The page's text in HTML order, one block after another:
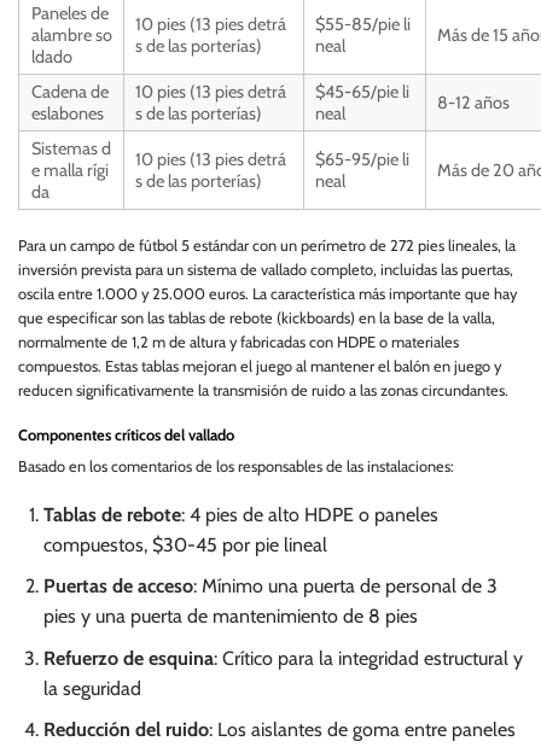
Paneles de
alambre so
ldado
10 pies (13 pies detrá
s de las porterías)
$55-85/pie li
neal
Más de 15
Cadena de
eslabones
10 pies (13 pies detrá
s de las porterías)
$45-65/pie li
neal
8-12 años
Sistemas d
e malla rígi
da
10 pies (13 pies detrá
s de las porterías)
$65-95/pie li
neal
Más de 20
Para un campo de fútbol 5 estándar con un perímetro de 272 pies lineales, la
inversión prevista para un sistema de vallado completo, incluidas las puertas,
oscila entre 1.000 y 25.000 euros. La característica más importante que hay
que especificar son las tablas de rebote (kickboards) en la base de la valla,
normalmente de 1,2 m de altura y fabricadas con HDPE o materiales
compuestos. Estas tablas mejoran el juego al mantener el balón en juego y
reducen significativamente la transmisión de ruido a las zonas circundantes.
Componentes críticos del vallado
Basado en los comentarios de los responsables de las instalaciones:
Tablas de rebote: 4 pies de alto HDPE o paneles
compuestos, $30-45 por pie lineal
Puertas de acceso: Mínimo una puerta de personal de 3
pies y una puerta de mantenimiento de 8 pies
Refuerzo de esquina: Crítico para la integridad estructural y
la seguridad
Reducción del ruido: Los aislantes de goma entre paneles